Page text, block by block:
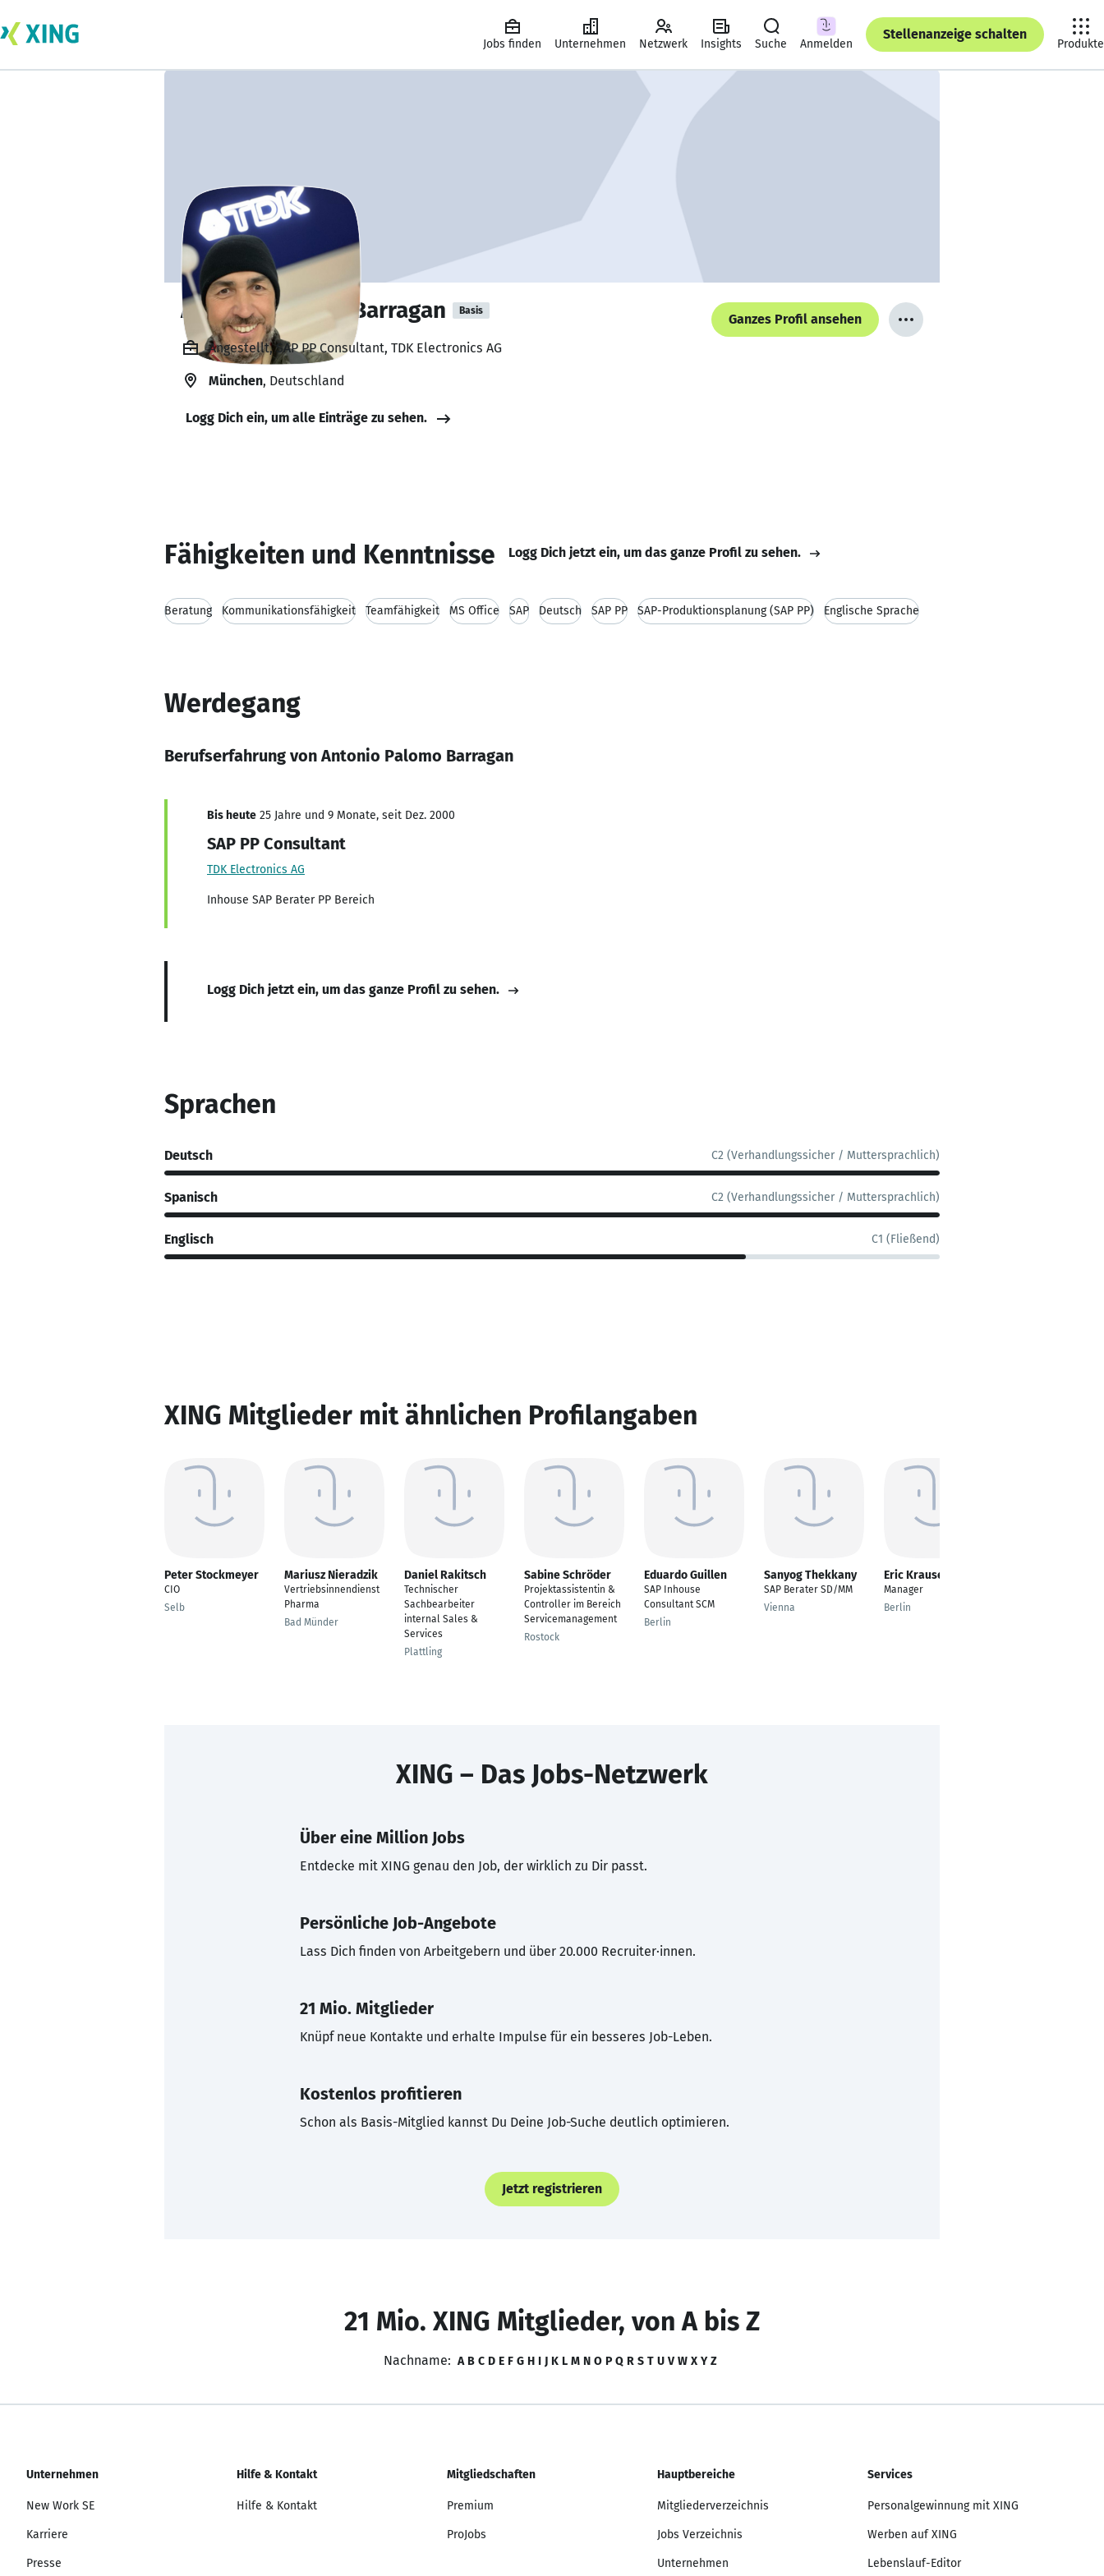
Jobs finden Unternehmen Netzwerk Insights Suche Anmelden
Stellenanzeige schalten
Produkte
Antonio Palomo Barragan Basis
Ganzes Profil ansehen
Angestellt, SAP PP Consultant, TDK Electronics AG
München, Deutschland
Logg Dich ein, um alle Einträge zu sehen.
Fähigkeiten und Kenntnisse Logg Dich jetzt ein, um das ganze Profil zu sehen.
Beratung Kommunikationsfähigkeit Teamfähigkeit MS Office SAP Deutsch SAP PP SAP-Produktionsplanung (SAP PP) Englische Sprache
Werdegang
Berufserfahrung von Antonio Palomo Barragan
Bis heute 25 Jahre und 9 Monate, seit Dez. 2000
SAP PP Consultant
TDK Electronics AG
Inhouse SAP Berater PP Bereich
Logg Dich jetzt ein, um das ganze Profil zu sehen.
Sprachen
Deutsch C2 (Verhandlungssicher / Muttersprachlich)
Spanisch C2 (Verhandlungssicher / Muttersprachlich)
Englisch C1 (Fließend)
XING Mitglieder mit ähnlichen Profilangaben
Peter Stockmeyer
CIO
Selb
Mariusz Nieradzik
Vertriebsinnendienst
Pharma
Bad Münder
Daniel Rakitsch
Technischer
Sachbearbeiter
internal Sales &
Services
Plattling
Sabine Schröder
Projektassistentin &
Controller im Bereich
Servicemanagement
Rostock
Eduardo Guillen
SAP Inhouse
Consultant SCM
Berlin
Sanyog Thekkany
SAP Berater SD/MM
Vienna
Eric Krause
Manager
Berlin
XING – Das Jobs-Netzwerk
Über eine Million Jobs
Entdecke mit XING genau den Job, der wirklich zu Dir passt.
Persönliche Job-Angebote
Lass Dich finden von Arbeitgebern und über 20.000 Recruiter·innen.
21 Mio. Mitglieder
Knüpf neue Kontakte und erhalte Impulse für ein besseres Job-Leben.
Kostenlos profitieren
Schon als Basis-Mitglied kannst Du Deine Job-Suche deutlich optimieren.
Jetzt registrieren
21 Mio. XING Mitglieder, von A bis Z
Nachname: A B C D E F G H I J K L M N O P Q R S T U V W X Y Z
Unternehmen
New Work SE
Karriere
Presse
Hilfe & Kontakt
Hilfe & Kontakt
Mitgliedschaften
Premium
ProJobs
Hauptbereiche
Mitgliederverzeichnis
Jobs Verzeichnis
Unternehmen
Services
Personalgewinnung mit XING
Werben auf XING
Lebenslauf-Editor